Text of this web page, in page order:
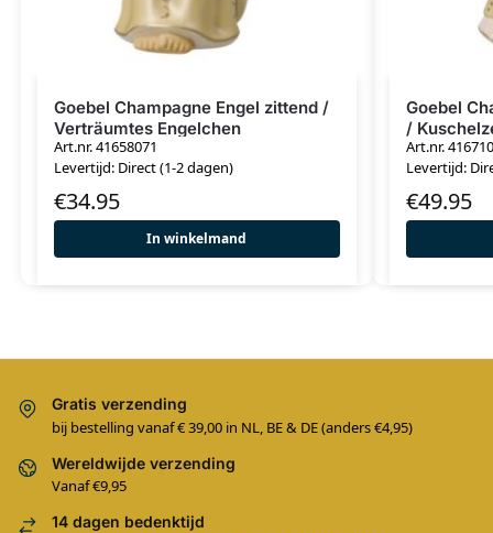
Goebel Champagne Engel zittend /
Verträumtes Engelchen
Art.nr. 41658071
Levertijd: Direct (1-2 dagen)
€34.95
In winkelmand
Goebel
/
Art.nr.
Levertijd:
€49.95
Gratis verzending
bij bestelling vanaf € 39,00 in NL, BE & DE (anders €4,95)
Wereldwijde verzending
Vanaf €9,95
14 dagen bedenktijd